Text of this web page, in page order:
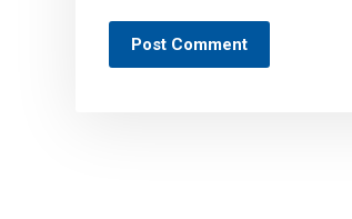
Post Comment